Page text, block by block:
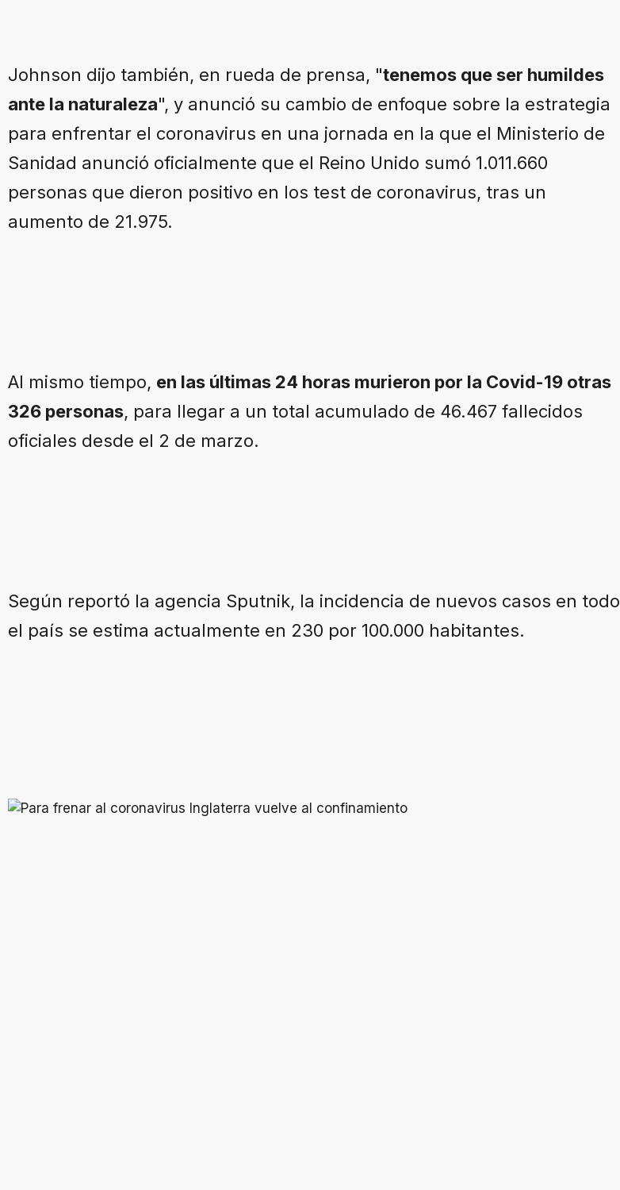
Johnson dijo también, en rueda de prensa, "tenemos que ser humildes
ante la naturaleza", y anunció su cambio de enfoque sobre la estrategia
para enfrentar el coronavirus en una jornada en la que el Ministerio de
Sanidad anunció oficialmente que el Reino Unido sumó 1.011.660
personas que dieron positivo en los test de coronavirus, tras un
aumento de 21.975.
Al mismo tiempo, en las últimas 24 horas murieron por la Covid-19 otras
326 personas, para llegar a un total acumulado de 46.467 fallecidos
oficiales desde el 2 de marzo.
Según reportó la agencia Sputnik, la incidencia de nuevos casos en todo
el país se estima actualmente en 230 por 100.000 habitantes.